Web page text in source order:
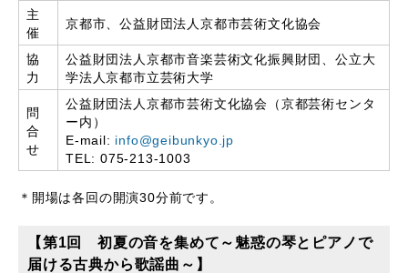
主
催
京都市、公益財団法人京都市芸術文化協会
協
力
公益財団法人京都市音楽芸術文化振興財団、公立大
学法人京都市立芸術大学
問
合
せ
公益財団法人京都市芸術文化協会（京都芸術センタ
ー内）
E-mail: info@geibunkyo.jp
TEL: 075-213-1003
＊開場は各回の開演30分前です。
【第1回 初夏の音を集めて～魅惑の琴とピアノで
届ける古典から歌謡曲～】